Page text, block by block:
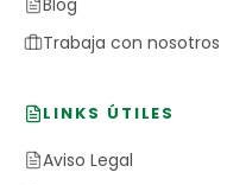
Blog
Trabaja con nosotros
LINKS ÚTILES
Aviso Legal